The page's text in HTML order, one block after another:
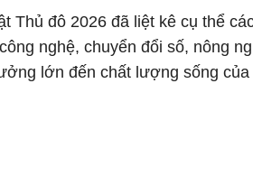
Thủ đô 2026 đã liệt kê cụ thể
nghệ, chuyển đổi số, nông
lớn đến chất lượng sống